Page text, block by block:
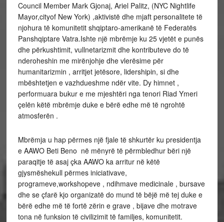
Council Member Mark Gjonaj, Ariel Palitz, (NYC Nightlife
Mayor,cityof New York) ,aktivistë dhe mjaft personalitete të
njohura të komunitetit shqiptaro-amerikanë të Federatës
Panshqiptare Vatra.Ishte një mbrëmje ku 25 vjetët e punës
dhe përkushtimit, vullnetarizmit dhe kontributeve do të
nderoheshin me mirënjohje dhe vlerësime për
humanitarizmin , arritjet jetësore, lidershipin, si dhe
mbështetjen e vazhdueshme ndër vite. Dy himnet ,
performuara bukur e me mjeshtëri nga tenori Riad Ymeri
çelën këtë mbrëmje duke e bërë edhe më të ngrohtë
atmosferën .
Mbrëmja u hap përmes një fjale të shkurtër ku presidentja
e AAWO Beti Beno në mënyrë të përmbledhur bëri një
paraqitje të asaj çka AAWO ka arritur në këtë
gjysmëshekull përmes iniciativave,
programeve,workshopeve , ndihmave medicinale , bursave
dhe se çfarë kjo organizatë do mund të bëjë më tej duke e
bërë edhe më të fortë zërin e grave , bijave dhe motrave
tona në funksion të civilizimit të familjes, komunitetit.